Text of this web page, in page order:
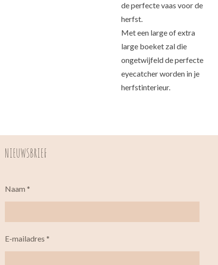
de perfecte vaas voor de
herfst.
Met een large of extra
large boeket zal die
ongetwijfeld de perfecte
eyecatcher worden in je
herfstinterieur.
NIEUWSBRIEF
Naam *
E-mailadres *